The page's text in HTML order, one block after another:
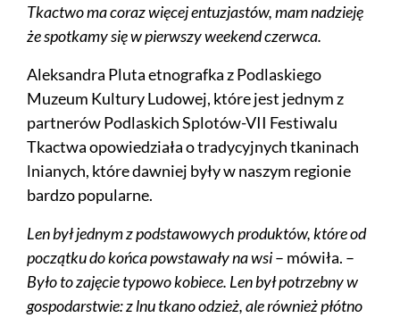
Tkactwo ma coraz więcej entuzjastów, mam nadzieję
że spotkamy się w pierwszy weekend czerwca.
Aleksandra Pluta etnografka z Podlaskiego
Muzeum Kultury Ludowej, które jest jednym z
partnerów Podlaskich Splotów-VII Festiwalu
Tkactwa opowiedziała o tradycyjnych tkaninach
lnianych, które dawniej były w naszym regionie
bardzo popularne.
Len był jednym z podstawowych produktów, które od
początku do końca powstawały na wsi– mówiła. –
Było to zajęcie typowo kobiece. Len był potrzebny w
gospodarstwie: z lnu tkano odzież, ale również płótno